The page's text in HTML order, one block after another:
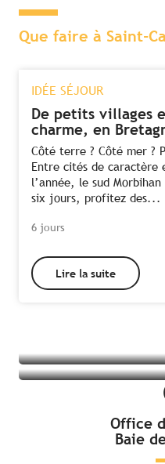
Que faire à Saint-
6 jours
IDÉE SÉJOUR
De petits villages
charme, en
Côté terre ? Côté mer ?
Entre cités de
l’année, le sud
six jours, profitez des...
Lire la suite
Tous les
Office
Baie